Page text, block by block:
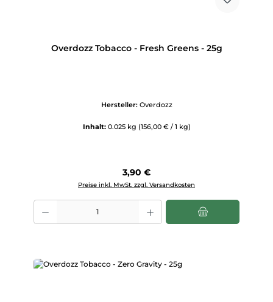
Overdozz Tobacco - Fresh Greens - 25g
Hersteller: Overdozz
Inhalt: 0.025 kg (156,00 € / 1 kg)
Regulärer Preis:
3,90 €
Preise inkl. MwSt. zzgl. Versandkosten
Produkt Anzahl: Gib den gewünschten Wert ein oder benutze die